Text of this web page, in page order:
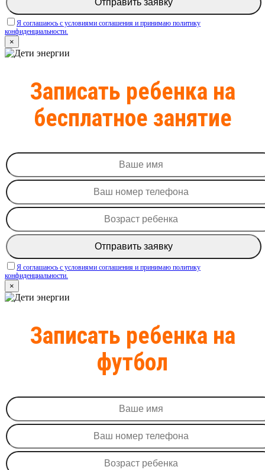
Я соглашаюсь c условиями соглашения и принимаю политику
конфиденциальности.
×
Записать ребенка на
бесплатное занятие
Я соглашаюсь c условиями соглашения и принимаю политику
конфиденциальности.
×
Записать ребенка на
футбол